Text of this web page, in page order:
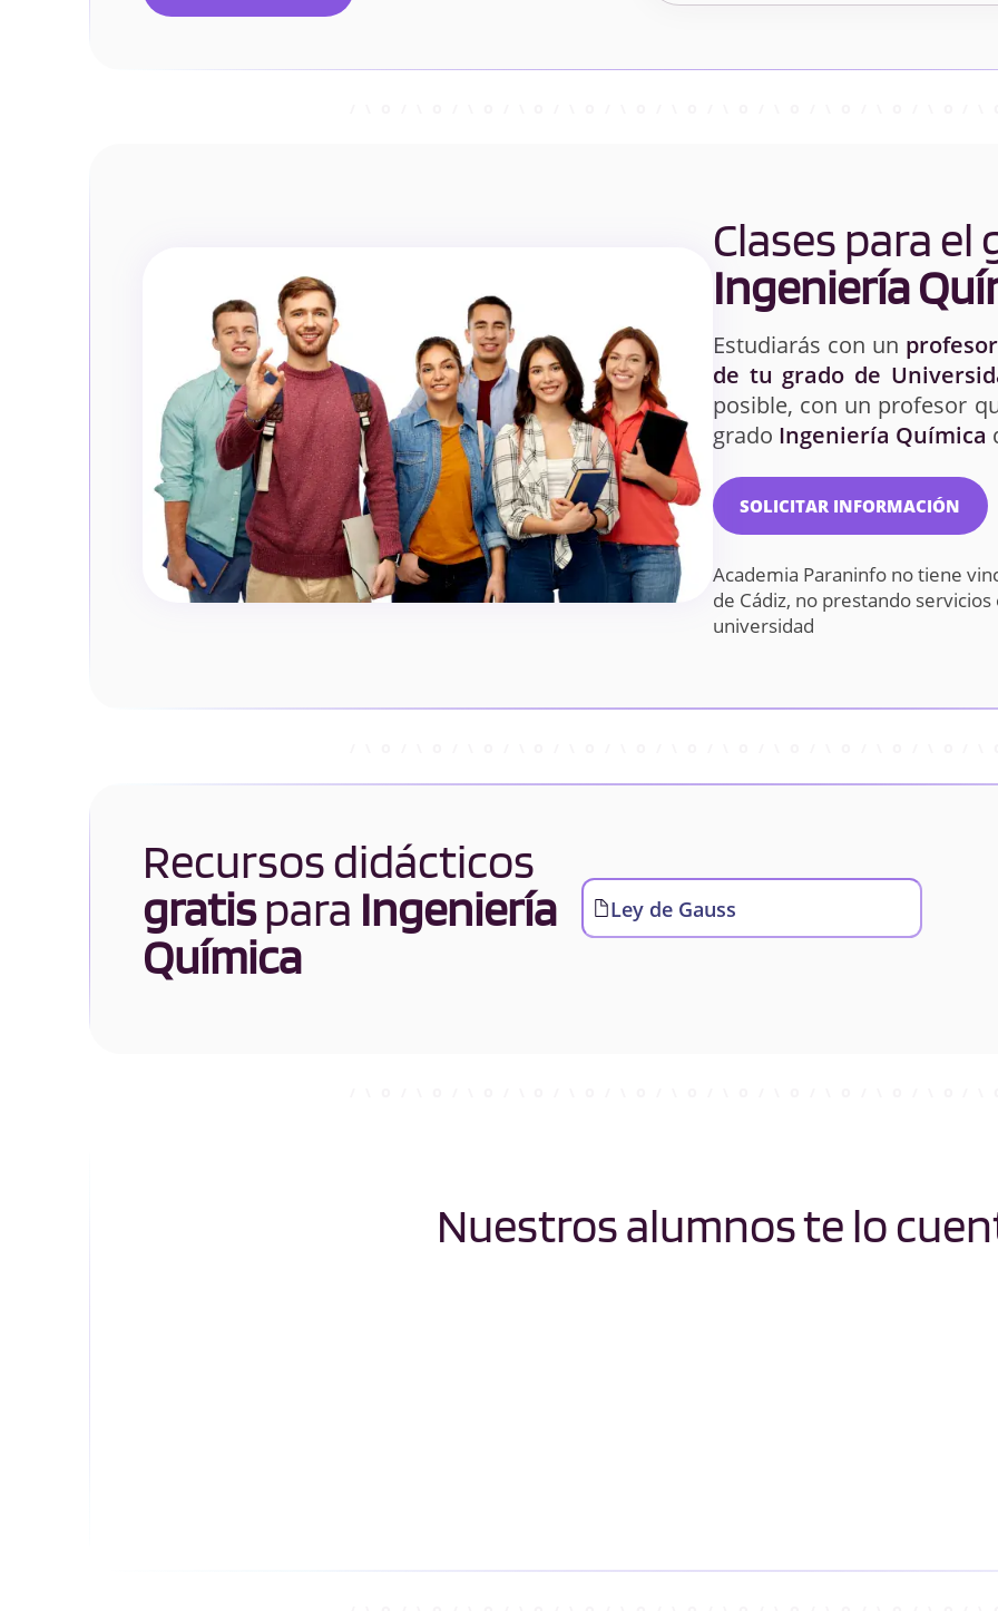
Clases para el
Ingeniería
Estudiarás con un
de tu grado de
posible, con un profesor
grado Ingeniería Química
SOLICITAR INFORMACIÓN
Academia Paraninfo no tiene
de Cádiz, no prestando
universidad
Recursos didácticos
gratispara Ingeniería
Química
Ley de Gauss
Nuestros alumnos te lo